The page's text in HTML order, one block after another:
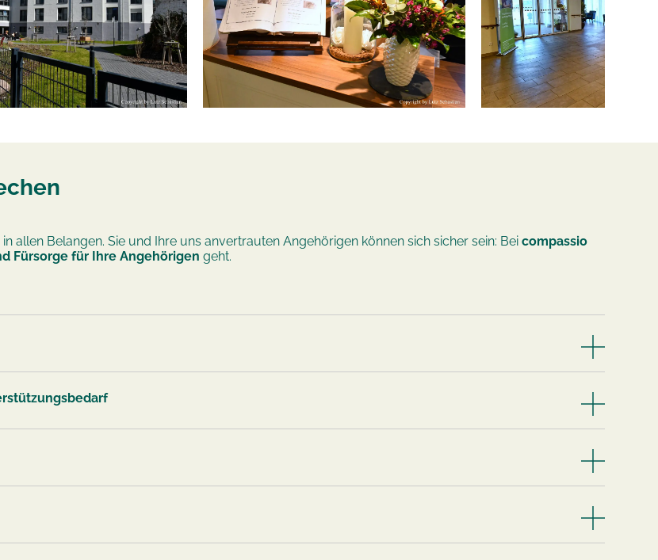
in allen Belangen. Sie und Ihre uns anvertrauten Angehörigen können sich sicher sein: Beicompassio
Fürsorge für Ihre Angehörigen geht.